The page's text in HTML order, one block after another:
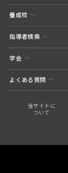
養成校
指導者検索
学会
よくある質問
当サイトに
ついて